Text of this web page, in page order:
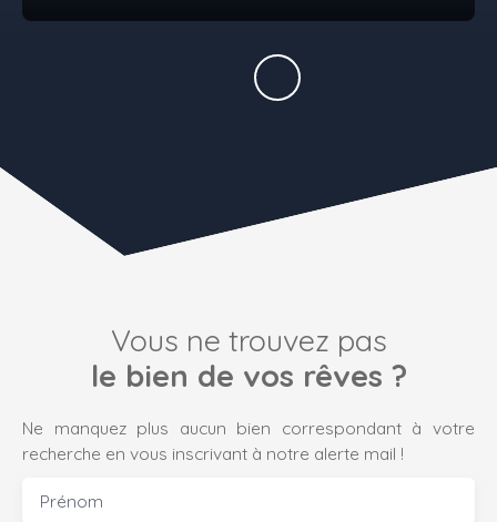
Vous ne trouvez pas
le bien de vos rêves ?
Ne manquez plus aucun bien correspondant à votre
recherche en vous inscrivant à notre alerte mail !
Prénom